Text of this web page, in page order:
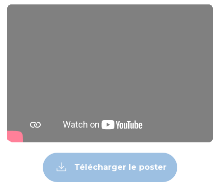
Télécharger le poster